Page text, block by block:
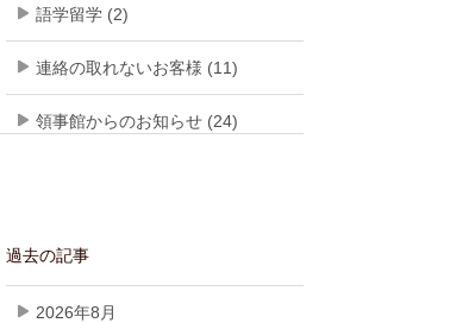
語学留学 (2)
連絡の取れないお客様 (11)
領事館からのお知らせ (24)
過去の記事
2026年8月